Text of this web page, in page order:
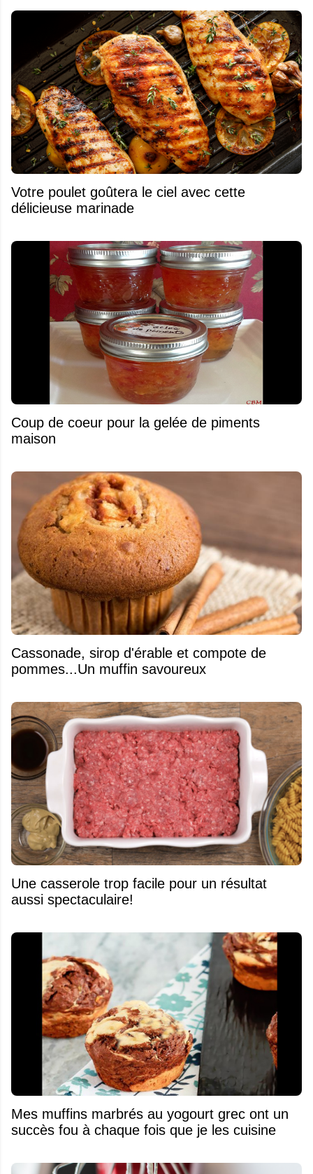
Votre poulet goûtera le ciel avec cette
délicieuse marinade
Coup de coeur pour la gelée de piments
maison
​Cassonade, sirop d'érable et compote de
pommes...Un muffin savoureux
Une casserole trop facile pour un résultat
aussi spectaculaire!
Mes muffins marbrés au yogourt grec ont un
succès fou à chaque fois que je les cuisine